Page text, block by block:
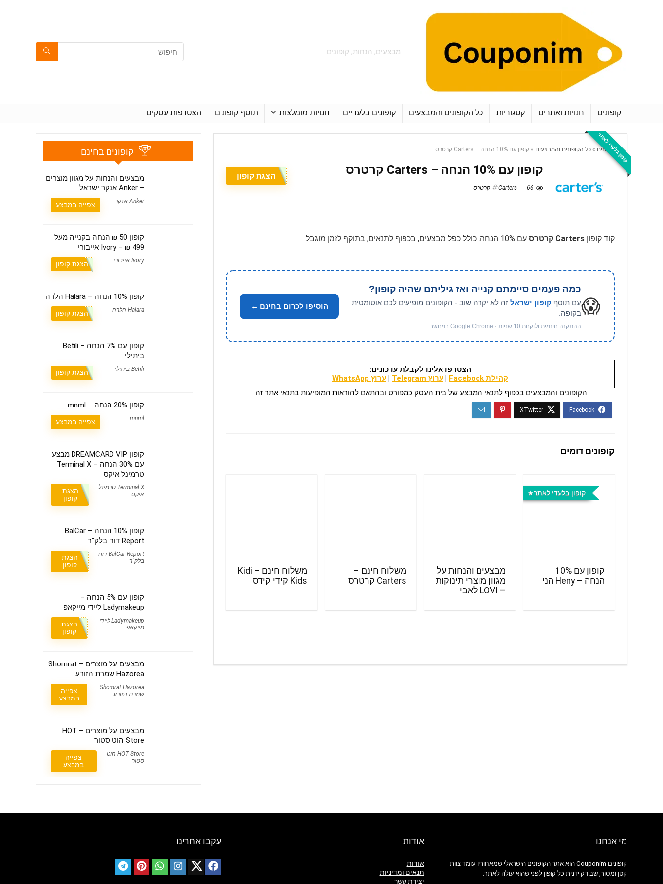
מבצעים, הנחות, קופונים
קופונים חנויות ואתרים קטגוריות כל הקופונים והמבצעים קופונים בלעדיים חנויות מומלצות תוסף קופונים הצטרפות עסקים
קופונים » כל הקופונים והמבצעים » קופון עם 10% הנחה – Carters קרטרס קופון בלעדי לאתר
קופון עם 10% הנחה – Carters קרטרס
66 Carters קרטרס
הצגת קופון
קוד קופון Carters קרטרס עם 10% הנחה, כולל כפל מבצעים, בכפוף לתנאים, בתוקף לזמן מוגבל
😱
כמה פעמים סיימתם קנייה ואז גיליתם שהיה קופון?
עם תוסף קופון ישראל זה לא יקרה שוב - הקופונים מופיעים לכם אוטומטית
בקופה.
ההתקנה חינמית ולוקחת 10 שניות · Google Chrome במחשב
הוסיפו לכרום בחינם ←
הצטרפו אלינו לקבלת עדכונים:
קהילת Facebook
| ערוץ Telegram | ערוץ WhatsApp
הקופונים והמבצעים בכפוף לתנאי המבצע של בית העסק כמפורט ובהתאם להוראות המופיעות בתנאי אתר זה.
קופונים דומים
קופון בלעדי לאתר
קופון עם 10%
הנחה – Heny הני
מבצעים והנחות על
מגוון מוצרי תינוקות
– LOVI לאבי
משלוח חינם –
Carters קרטרס
משלוח חינם – Kidi
Kids קידי קידס
קופונים בחינם
מבצעים והנחות על מגוון מוצרים
– Anker אנקר ישראל
Anker אנקר צפייה במבצע
קופון 50 ₪ הנחה בקנייה מעל
499 ₪ – Ivory אייבורי
Ivory אייבורי הצגת קופון
קופון 10% הנחה – Halara הלרה
Halara הלרה הצגת קופון
קופון עם 7% הנחה – Betili
ביתילי
Betili ביתילי הצגת קופון
קופון 20% הנחה – mnml
mnml צפייה במבצע
קופון DREAMCARD VIP מבצע
עם 30% הנחה – Terminal X
טרמינל איקס
Terminal X טרמינל
איקס
הצגת
קופון
קופון 10% הנחה – BalCar
Report דוח בלק"ר
BalCar Report דוח
בלק"ר
הצגת
קופון
קופון עם 5% הנחה –
Ladymakeup ליידי מייקאפ
Ladymakeup ליידי
מייקאפ
הצגת
קופון
מבצעים על מוצרים – Shomrat
Hazorea שמרת הזורע
Shomrat Hazorea
שמרת הזורע
צפייה
במבצע
מבצעים על מוצרים – HOT
Store הוט סטור
HOT Store הוט
סטור
צפייה
במבצע
מי אנחנו
קופונים Couponim הוא אתר הקופונים הישראלי שמאחוריו עומד צוות
קטן ומסור, שבודק ידנית כל קופון לפני שהוא עולה לאתר.
אודות
אודות
תנאים ומדיניות
יצירת קשר
עקבו אחרינו